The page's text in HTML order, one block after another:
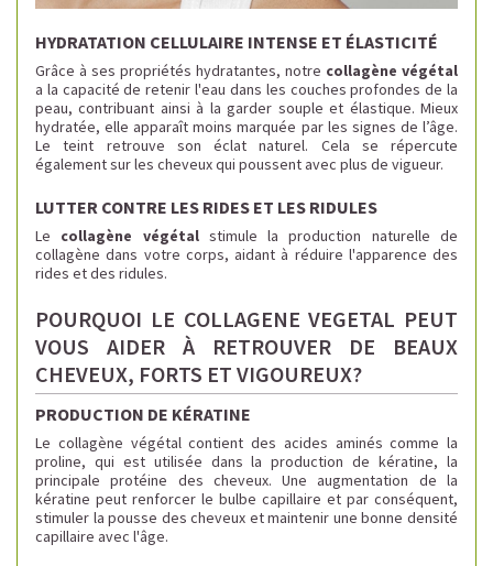
HYDRATATION CELLULAIRE INTENSE ET ÉLASTICITÉ
Grâce à ses propriétés hydratantes, notre collagène végétal
a la capacité de retenir l'eau dans les couches profondes de la
peau, contribuant ainsi à la garder souple et élastique. Mieux
hydratée, elle apparaît moins marquée par les signes de l’âge.
Le teint retrouve son éclat naturel. Cela se répercute
également sur les cheveux qui poussent avec plus de vigueur.
LUTTER CONTRE LES RIDES ET LES RIDULES
Le collagène végétalstimule la production naturelle de
collagène dans votre corps, aidant à réduire l'apparence des
rides et des ridules.
POURQUOI LE COLLAGENE VEGETAL PEUT
VOUS AIDER À RETROUVER DE BEAUX
CHEVEUX, FORTS ET VIGOUREUX?
PRODUCTION DE KÉRATINE
Le collagène végétal contient des acides aminés comme la
proline, qui est utilisée dans la production de kératine, la
principale protéine des cheveux. Une augmentation de la
kératine peut renforcer le bulbe capillaire et par conséquent,
stimuler la pousse des cheveux et maintenir une bonne densité
capillaire avec l'âge.